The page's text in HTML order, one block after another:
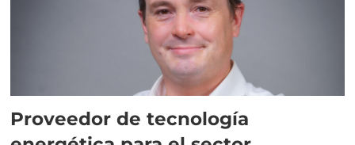
Proveedor de tecnología